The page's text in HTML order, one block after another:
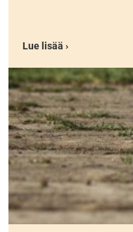
Lue lisää ›